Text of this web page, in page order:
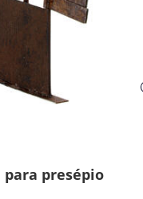
para presépio